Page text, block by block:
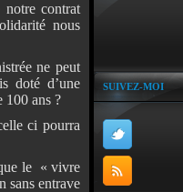
notre contrat
nous
ne peut
doté d’une
100 ans ?
ci pourra
le « vivre
sans entrave
SUIVEZ-MOI